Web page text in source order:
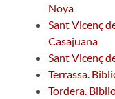
Noya
Sant Vicenç
Casajuana
Sant Vicenç
Terrassa.
Tordera.